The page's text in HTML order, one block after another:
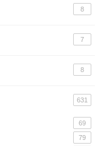
8
7
8
631
69
79